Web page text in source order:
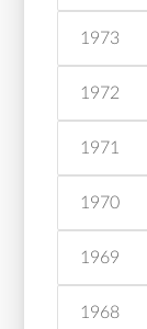
1973
1972
1971
1970
1969
1968